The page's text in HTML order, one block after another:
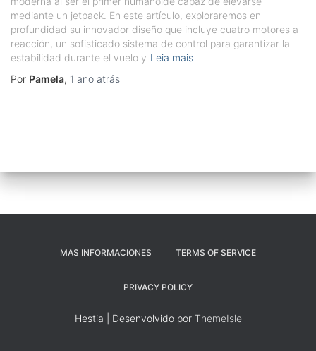
mediante un jetpack. En este artículo, exploraremos en
profundidad su innovador diseño que incluye cuatro motores a
reacción, un sofisticado sistema de control para garantizar la
estabilidad durante el vuelo y Leia mais
Por Pamela, 1 ano atrás
MAS INFORMACIONES TERMS OF SERVICE
PRIVACY POLICY
Hestia | Desenvolvido por ThemeIsle